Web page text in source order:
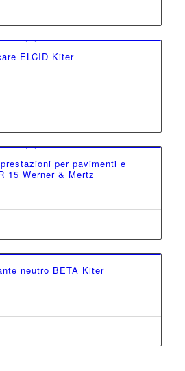
ELCID Kiter
per pavimenti e
15 Werner & Mertz
neutro BETA Kiter